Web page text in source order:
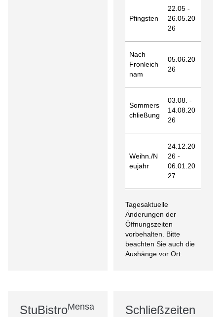
Pfingsten
22.05 -
26.05.20
26
Nach
Fronleich
nam
05.06.20
26
Sommers
chließung
03.08. -
14.08.20
26
Weihn./N
eujahr
24.12.20
26 -
06.01.20
27
Tagesaktuelle
Änderungen der
Öffnungszeiten
vorbehalten. Bitte
beachten Sie auch die
Aushänge vor Ort.
StuBistroMensa
Schließzeiten